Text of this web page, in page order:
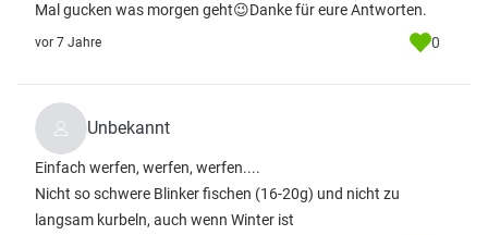
Mal gucken was morgen geht😉Danke für eure Antworten.
vor 7 Jahre 0
Unbekannt
Einfach werfen, werfen, werfen....
Nicht so schwere Blinker fischen (16-20g) und nicht zu
langsam kurbeln, auch wenn Winter ist